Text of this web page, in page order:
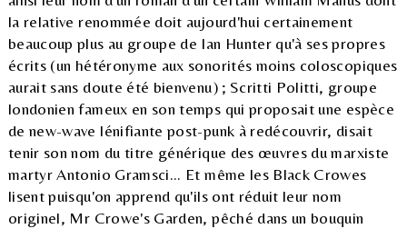
la relative renommée doit aujourd'hui certainement
beaucoup plus au groupe de Ian Hunter qu'à ses propres
écrits (un hétéronyme aux sonorités moins coloscopiques
aurait sans doute été bienvenu) ; Scritti Politti, groupe
londonien fameux en son temps qui proposait une espèce
de new-wave lénifiante post-punk à redécouvrir, disait
tenir son nom du titre générique des œuvres du marxiste
martyr Antonio Gramsci... Et même les Black Crowes
lisent puisqu'on apprend qu'ils ont réduit leur nom
originel, Mr Crowe's Garden, pêché dans un bouquin